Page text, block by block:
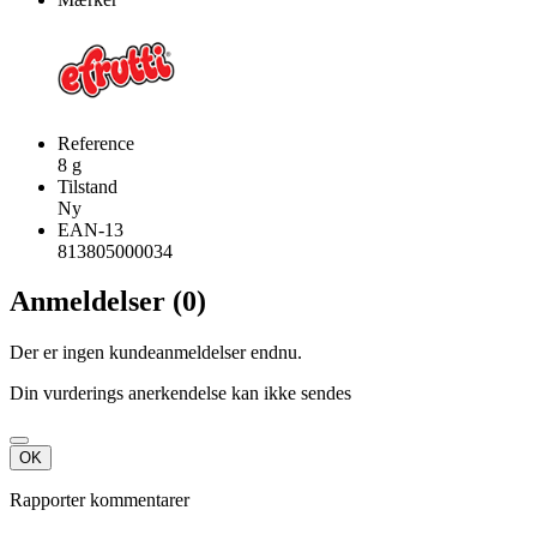
Reference
8 g
Tilstand
Ny
EAN-13
813805000034
Anmeldelser (0)
Der er ingen kundeanmeldelser endnu.
Din vurderings anerkendelse kan ikke sendes
OK
Rapporter kommentarer